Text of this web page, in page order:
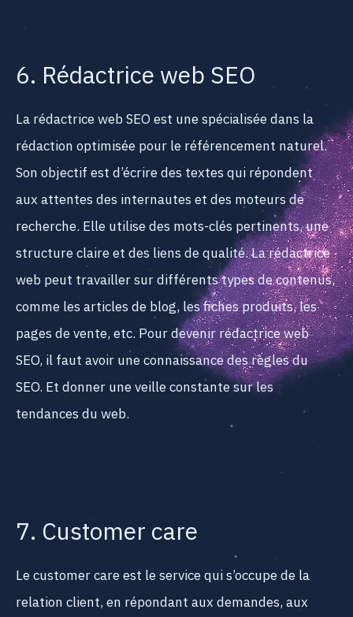
6. Rédactrice web SEO
La rédactrice web SEO est une spécialisée dans la
rédaction optimisée pour le référencement naturel.
Son objectif est d’écrire des textes qui répondent
aux attentes des internautes et des moteurs de
recherche. Elle utilise des mots-clés pertinents, une
structure claire et des liens de qualité. La rédactrice
web peut travailler sur différents types de contenus,
comme les articles de blog, les fiches produits, les
pages de vente, etc. Pour devenir rédactrice web
SEO, il faut avoir une connaissance des règles du
SEO. Et donner une veille constante sur les
tendances du web.
7. Customer care
Le customer care est le service qui s’occupe de la
relation client, en répondant aux demandes, aux